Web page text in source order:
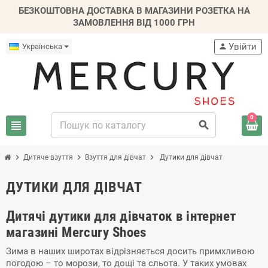
БЕЗКОШТОВНА ДОСТАВКА В МАГАЗИНИ РОЗЕТКА НА
ЗАМОВЛЕННЯ ВІД 1000 ГРН
Українська
view_headline search
person Увійти
0
chevron_right Дитяче взуття chevron_right Взуття для дівчат chevron_right Дутики для дівчат
ДУТИКИ ДЛЯ ДІВЧАТ
Дитячі дутики для дівчаток в інтернет
магазині Mercury Shoes
Зима в наших широтах відрізняється досить примхливою
погодою – то морози, то дощі та сльота. У таких умовах